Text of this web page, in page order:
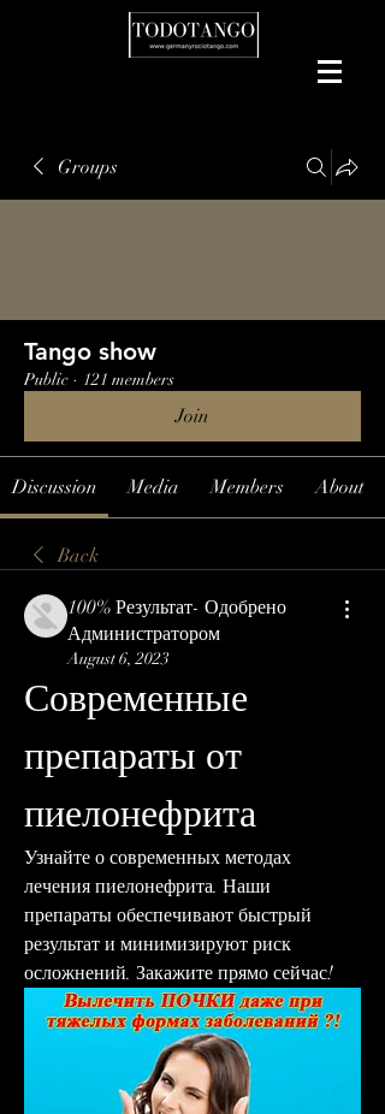
Groups
Tango show
Public · 121 members
Join
Discussion Media Members About
Back
100% Результат- Одобрено
Администратором
August 6, 2023
Современные
препараты от
пиелонефрита
Узнайте о современных методах
лечения пиелонефрита. Наши
препараты обеспечивают быстрый
результат и минимизируют риск
осложнений. Закажите прямо сейчас!